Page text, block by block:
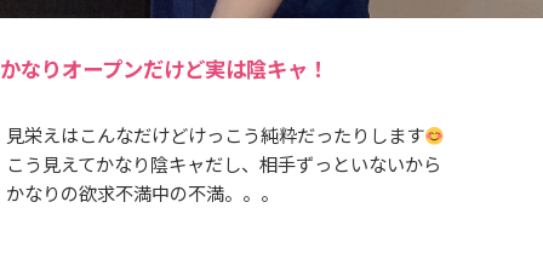
かなりオープンだけど実は陰キャ！
見栄えはこんなだけどけっこう純粋だったりします
こう見えてかなり陰キャだし、相手ずっといないから
かなりの欲求不満中の不満。。。